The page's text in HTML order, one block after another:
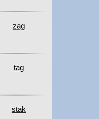
zag
tag
stak